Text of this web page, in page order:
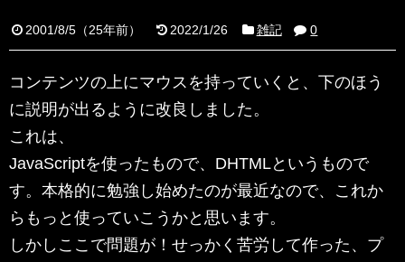
2001/8/5 （25年前） 2022/1/26 雑記 0
コンテンツの上にマウスを持っていくと、下のほう
に説明が出るように改良しました。
これは、
JavaScriptを使ったもので、DHTMLというもので
す。本格的に勉強し始めたのが最近なので、これか
らもっと使っていこうかと思います。
しかしここで問題が！せっかく苦労して作った、プ